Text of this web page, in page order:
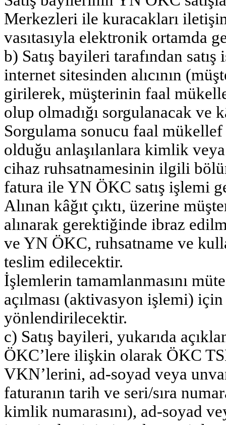
Merkezleri ile kuracakları
vasıtasıyla elektronik ortamda
b) Satış bayileri tarafından
internet sitesinden alıcının
girilerek, müşterinin faal
olup olmadığı sorgulanacak ve
Sorgulama sonucu faal
olduğu anlaşılanlara kimlik
cihaz ruhsatnamesinin ilgili
fatura ile YN ÖKC satış işlemi
Alınan kâğıt çıktı, üzerine
alınarak gerektiğinde ibraz
ve YN ÖKC, ruhsatname ve
teslim edilecektir.
İşlemlerin tamamlanmasını
açılması (aktivasyon işlemi)
yönlendirilecektir.
c) Satış bayileri, yukarıda
ÖKC’lere ilişkin olarak ÖKC
VKN’lerini, ad-soyad veya
faturanın tarih ve seri/sıra
kimlik numarasını), ad-soyad